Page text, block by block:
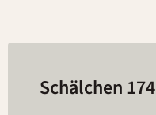
Schälchen 174